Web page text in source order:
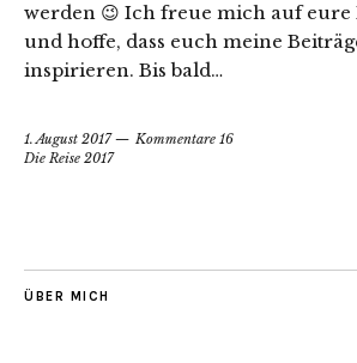
werden 😉 Ich freue mich auf eure
und hoffe, dass euch meine
inspirieren. Bis bald…
1. August 2017
Kommentare 16
Die Reise 2017
ÜBER MICH